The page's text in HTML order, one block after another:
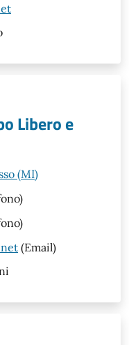
Libero e
(MI)
(Email)